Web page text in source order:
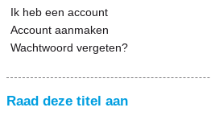
Ik heb een account
Account aanmaken
Wachtwoord vergeten?
Raad deze titel aan